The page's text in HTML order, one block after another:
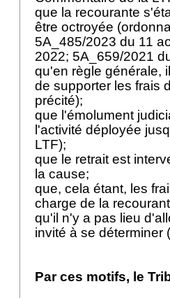
que la recourante
être octroyée
5A_485/2023 du 11
2022; 5A_659/2021
qu'en règle générale,
de supporter les frais
précité);
que l'émolument
l'activité déployée
LTF);
que le retrait est
la cause;
que, cela étant, les
charge de la
qu'il n'y a pas lieu
invité à se déterminer (
Par ces motifs, le